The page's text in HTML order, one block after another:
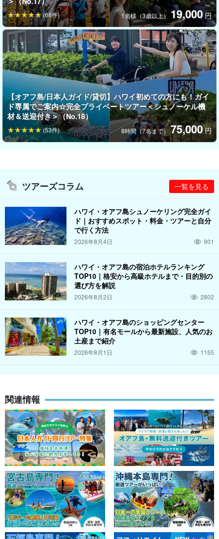
ンに行きたい方には嬉しい『シュノーケル、ビーチマットのレン
タル付き』です！
ビーチでのんびりするのもよし、ウミガメと泳ぎたい方にもピッ
タリのツアーとなっています。
ツアーガイドのご紹介
◆累計1万人以上を案内した実績あり！
◆旅行ガイド歴10年以上のベテランガイド
◆ハワイの旅行代理店で100社中トップに選出
◆40ヶ国以上を旅し、各地の文化や観光地に精通
◆「バイマトラベル」人気ハワイツアーランキング第1位を獲
得しました。
1名様（3歳以上） 19,000 円
(68件)
【オアフ島/日本人ガイド/貸切】ハワイ初めての方にも！ガイ
ド専属でご案内☆完全プライベートツアー＜シュノーケル機
材＆送迎付き＞（No.18）
8時間（7名まで）75,000 円
(53件)
ツアーズコラム 一覧を見る
ハワイ・オアフ島シュノーケリング完全ガイ
ド｜おすすめスポット・料金・ツアーと自分
で行く方法
2026年8月4日 901
ハワイ・オアフ島の宿泊ホテルランキング
TOP10｜格安から高級ホテルまで・目的別の
選び方を解説
2026年8月2日 2802
ハワイ・オアフ島のショッピングセンター
TOP10｜有名モールから最新施設、人気のお
土産まで紹介
2026年8月1日 1155
関連情報